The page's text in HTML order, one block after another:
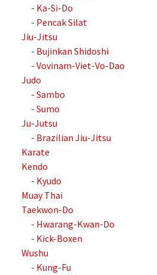
- Ka-Si-Do
- Pencak Silat
Jiu-Jitsu
- Bujinkan Shidoshi
- Vovinam-Viet-Vo-Dao
Judo
- Sambo
- Sumo
Ju-Jutsu
- Brazilian Jiu-Jitsu
Karate
Kendo
- Kyudo
Muay Thai
Taekwon-Do
- Hwarang-Kwan-Do
- Kick-Boxen
Wushu
- Kung-Fu